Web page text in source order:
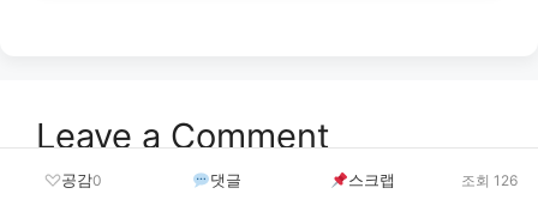
Leave a Comment
공감0 댓글 스크랩 조회 126